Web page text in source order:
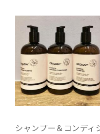
シャンプー＆コンディ